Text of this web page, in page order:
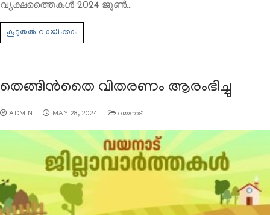
വൃക്ഷത്തൈകൾ 2024 ജൂൺ…
തെങ്ങിന്‍തൈ വിതരണം ആരംഭിച്ചു
ADMIN MAY 28, 2024 വയനാട്